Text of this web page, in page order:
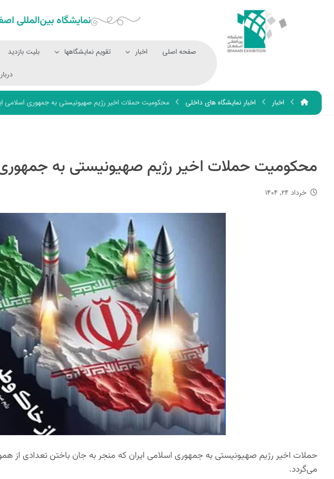
نمایشگاه بین‌المللی‌
صفحه اصلی اخبار تقویم نمایشگاهها بلیت بازدید
اخبار اخبار نمایشگاه های داخلی محکومیت حملات اخیر رژیم صهیونیستی به جمهوری اسلامی
محکومیت حملات اخیر رژیم صهیونیستی به جمهوری
خرداد ۲۴, ۱۴۰۴
حملات اخیر رژیم صهیونیستی به جمهوری اسلامی ایران که منجر به جان باختن تعدادی از
می‌گردد.